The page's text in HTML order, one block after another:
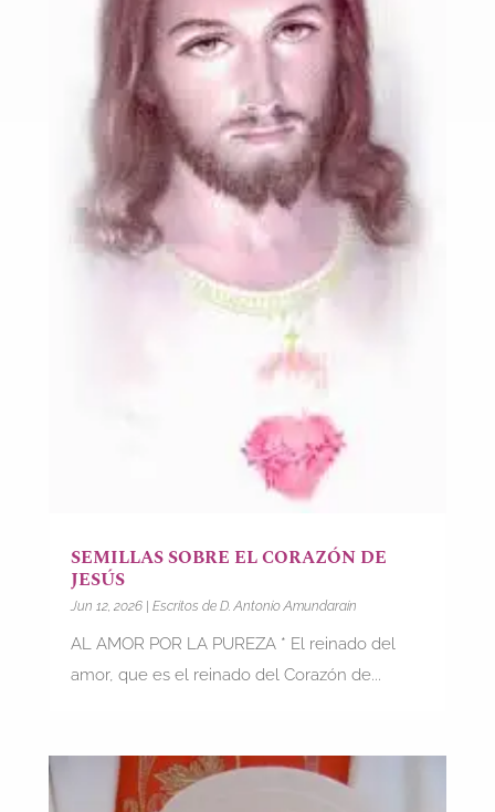
SEMILLAS SOBRE EL CORAZÓN DE
JESÚS
Jun 12, 2026| Escritos de D. Antonio Amundarain
AL AMOR POR LA PUREZA * El reinado del
amor, que es el reinado del Corazón de...